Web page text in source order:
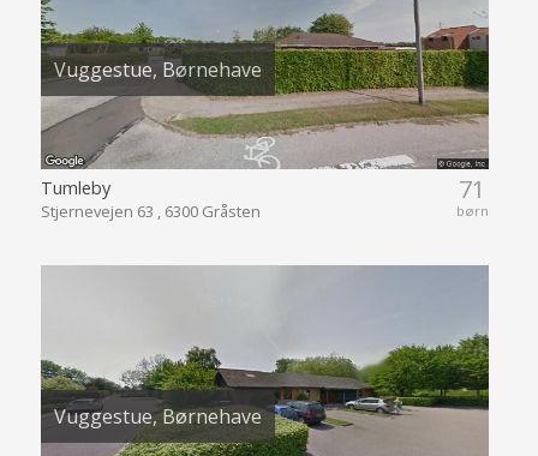
Vuggestue, Børnehave
71
børn
Tumleby
Stjernevejen 63 , 6300 Gråsten
Vuggestue, Børnehave